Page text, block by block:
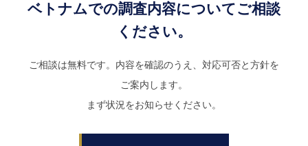
ベトナムでの調査内容についてご相談
ください。
ご相談は無料です。内容を確認のうえ、対応可否と方針を
ご案内します。
まず状況をお知らせください。